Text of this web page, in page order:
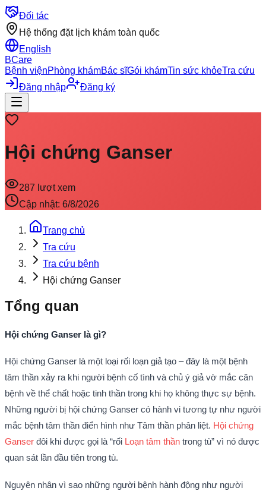
Đối tác
Hệ thống đặt lịch khám toàn quốc
English
BCare
Bệnh việnPhòng khámBác sĩGói khámTin sức khỏeTra cứu
Đăng nhập
Đăng ký
Hội chứng Ganser
287 lượt xem
Cập nhật: 6/8/2026
Trang chủ
Tra cứu
Tra cứu bệnh
Hội chứng Ganser
Tổng quan
Hội chứng Ganser là gì?
Hội chứng Ganser là một loại rối loạn giả tạo – đây là một bệnh
tâm thần xảy ra khi người bệnh cố tình và chủ ý giả vờ mắc căn
bệnh về thể chất hoặc tinh thần trong khi họ không thực sự bệnh.
Những người bị hội chứng Ganser có hành vi tương tự như người
mắc bệnh tâm thần điển hình như Tâm thần phân liệt. Hội chứng
Ganser đôi khi được gọi là “rối Loạn tâm thần trong tù” vì nó được
quan sát lần đầu tiên trong tù.
Nguyên nhân vì sao những người bệnh hành động như người